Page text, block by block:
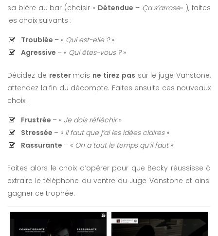
sa bière au bar (choisir « Détendue – Ça s’arrose« ), faites
les choix suivants :
Troublée – « Qui est-elle ?»
Agressive – « Qui êtes-vous ?»
Décidez de rester mais ne tirez pas sur le juge Vanstone,
attendez la fin du décompte. Faites ensuite ces nouveaux
choix :
Frustrée – « Je dois réfléchir»
Stressée – « Il faut que j’ai les idées claires»
Rassurante – « On a tout le temps qu’il faut»
Faites alors le choix d’opérer pour que Becky réussisse à
extraire le téléphone du ventre du Juge Vanstone et ainsi
gagner ce trophée.